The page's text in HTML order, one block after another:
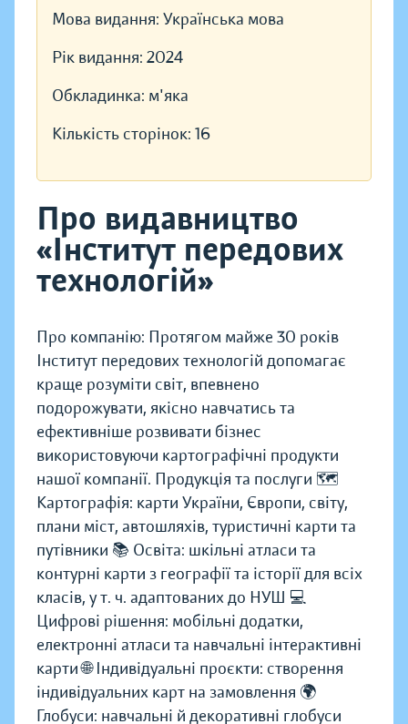
Мова видання: Українська мова
Рік видання: 2024
Обкладинка: м'яка
Кількість сторінок: 16
Про видавництво
«Інститут передових
технологій»
Про компанію: Протягом майже 30 років
Інститут передових технологій допомагає
краще розуміти світ, впевнено
подорожувати, якісно навчатись та
ефективніше розвивати бізнес
використовуючи картографічні продукти
нашої компанії. Продукція та послуги 🗺️
Картографія: карти України, Європи, світу,
плани міст, автошляхів, туристичні карти та
путівники 📚 Освіта: шкільні атласи та
контурні карти з географії та історії для всіх
класів, у т. ч. адаптованих до НУШ 💻
Цифрові рішення: мобільні додатки,
електронні атласи та навчальні інтерактивні
карти 🌐 Індивідуальні проєкти: створення
індивідуальних карт на замовлення 🌍
Глобуси: навчальні й декоративні глобуси